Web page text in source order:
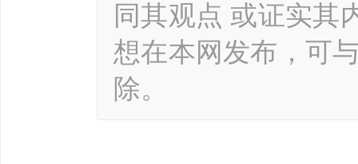
同其观点 或证实其
想在本网发布，可
除。